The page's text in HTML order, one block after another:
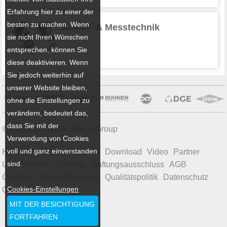
Sensor- & Messtechnik
© Copyright 2026 Ulbrich Group
Home Produkte Aktuelles Download Video
Partner
Unternehmen
Haftungsausschluss
AGB
Cookies
Qualitätspolitik
Datenschutz
Code of Conduct
Erfahrung hier zu einer der
besten zu machen. Wenn
sie nicht Ihren Wünschen
entsprechen, können Sie
diese deaktivieren. Wenn
Sie jedoch weiterhin auf
unserer Website bleiben,
ohne die Einstellungen zu
verändern, bedeutet das,
dass Sie mit der
Verwendung von Cookies
voll und ganz einverstanden
sind.
Cookies-Einstellungen
MIT DER BESICHTIGUNG
FORTFAHREN